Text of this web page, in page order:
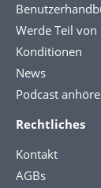
Werde Teil
Konditionen
News
Podcast
Rechtliches
Kontakt
AGBs